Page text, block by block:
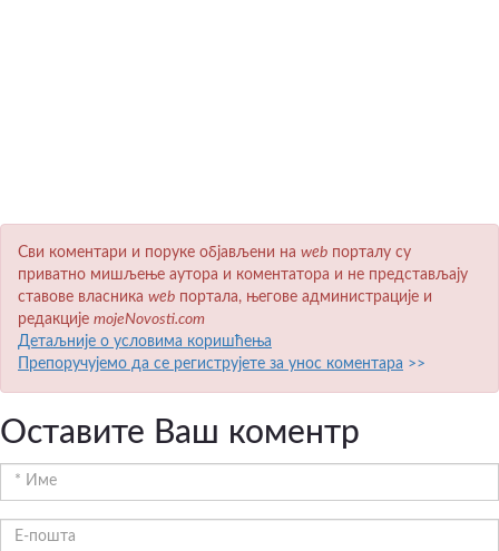
Сви коментари и поруке објављени на wеb порталу су
приватно мишљење аутора и коментатора и не представљају
ставове власника wеb портала, његове администрације и
редакције mojeNovosti.com
Детаљније о условима коришћења
Препоручујемо да се региструјете за унос коментара >>
Оставите Ваш коментр